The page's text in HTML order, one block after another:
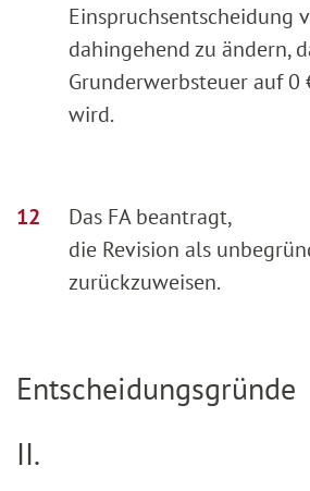
Einspruchsentscheidung
dahingehend zu ändern,
Grunderwerbsteuer auf 0
wird.
Das FA beantragt,
die Revision als
zurückzuweisen.
Entscheidungsgründe
II.